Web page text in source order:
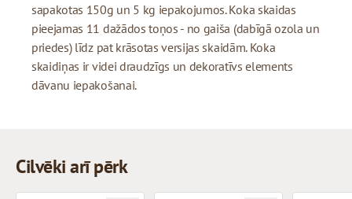
sapakotas 150g un 5 kg iepakojumos. Koka skaidas
pieejamas 11 dažādos toņos - no gaiša (dabīgā ozola un
priedes) līdz pat krāsotas versijas skaidām. Koka
skaidiņas ir videi draudzīgs un dekoratīvs elements
dāvanu iepakošanai.
Cilvēki arī pērk